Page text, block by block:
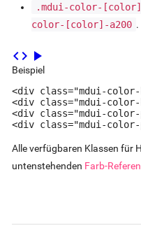
.mdui-color- [color]
color- [color] -a200 .
code play_arrow
Beispiel
<div class="mdui-
<div class="mdui-
<div class="mdui-
<div class="mdui-
Alle verfügbaren Klassen für
untenstehenden Farb-